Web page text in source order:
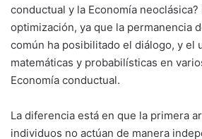
conductual y la Economía neoclásica?
optimización, ya que la permanencia
común ha posibilitado el diálogo, y el
matemáticas y probabilísticas en
Economía conductual.
La diferencia está en que la primera
individuos no actúan de manera